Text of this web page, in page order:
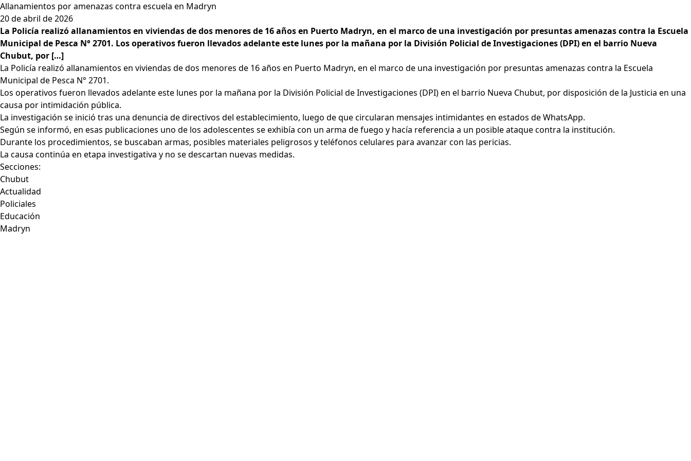
Allanamientos por amenazas contra escuela en Madryn
20 de abril de 2026
La Policía realizó allanamientos en viviendas de dos menores de 16 años en Puerto Madryn, en el marco de una investigación por presuntas amenazas contra la Escuela
Municipal de Pesca N° 2701. Los operativos fueron llevados adelante este lunes por la mañana por la División Policial de Investigaciones (DPI) en el barrio Nueva
Chubut, por […]
La Policía realizó allanamientos en viviendas de dos menores de 16 años en Puerto Madryn, en el marco de una investigación por presuntas amenazas contra la Escuela
Municipal de Pesca N° 2701.
Los operativos fueron llevados adelante este lunes por la mañana por la División Policial de Investigaciones (DPI) en el barrio Nueva Chubut, por disposición de la Justicia en una
causa por intimidación pública.
La investigación se inició tras una denuncia de directivos del establecimiento, luego de que circularan mensajes intimidantes en estados de WhatsApp.
Según se informó, en esas publicaciones uno de los adolescentes se exhibía con un arma de fuego y hacía referencia a un posible ataque contra la institución.
Durante los procedimientos, se buscaban armas, posibles materiales peligrosos y teléfonos celulares para avanzar con las pericias.
La causa continúa en etapa investigativa y no se descartan nuevas medidas.
Secciones:
Chubut
Actualidad
Policiales
Educación
Madryn